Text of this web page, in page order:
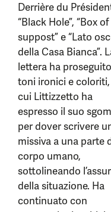
Derrière du
“Black Hole”, “Box of
suppost” e “Lato
della Casa Bianca”.
lettera ha
toni ironici e
cui Littizzetto ha
espresso il suo
per dover scrivere
missiva a una parte
corpo umano,
sottolineando
della situazione. Ha
continuato con